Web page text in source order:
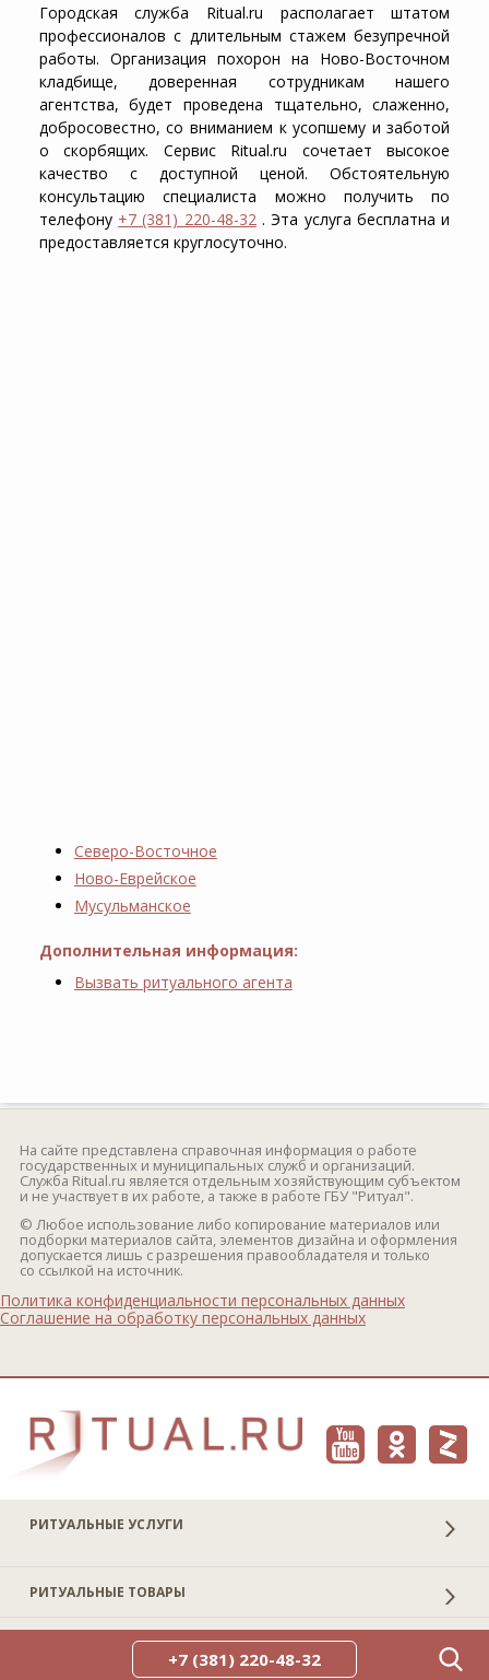
Городская служба Ritual.ru располагает штатом
профессионалов с длительным стажем безупречной
работы. Организация похорон на Ново-Восточном
кладбище, доверенная сотрудникам нашего
агентства, будет проведена тщательно, слаженно,
добросовестно, со вниманием к усопшему и заботой
о скорбящих. Сервис Ritual.ru сочетает высокое
качество с доступной ценой. Обстоятельную
консультацию специалиста можно получить по
телефону +7 (381) 220-48-32 . Эта услуга бесплатна и
предоставляется круглосуточно.
Северо-Восточное
Ново-Еврейское
Мусульманское
Дополнительная информация:
Вызвать ритуального агента
РИТУАЛЬНЫЕ УСЛУГИ
РИТУАЛЬНЫЕ ТОВАРЫ
ПОЛЕЗНАЯ ИНФОРМАЦИЯ
На сайте представлена справочная информация о работе
государственных и муниципальных служб и организаций.
Служба Ritual.ru является отдельным хозяйствующим субъектом
и не участвует в их работе, а также в работе ГБУ "Ритуал".
© Любое использование либо копирование материалов или
подборки материалов сайта, элементов дизайна и оформления
допускается лишь с разрешения правообладателя и только
со ссылкой на источник.
Политика конфиденциальности персональных данных
Соглашение на обработку персональных данных
+7 (381) 220-48-32